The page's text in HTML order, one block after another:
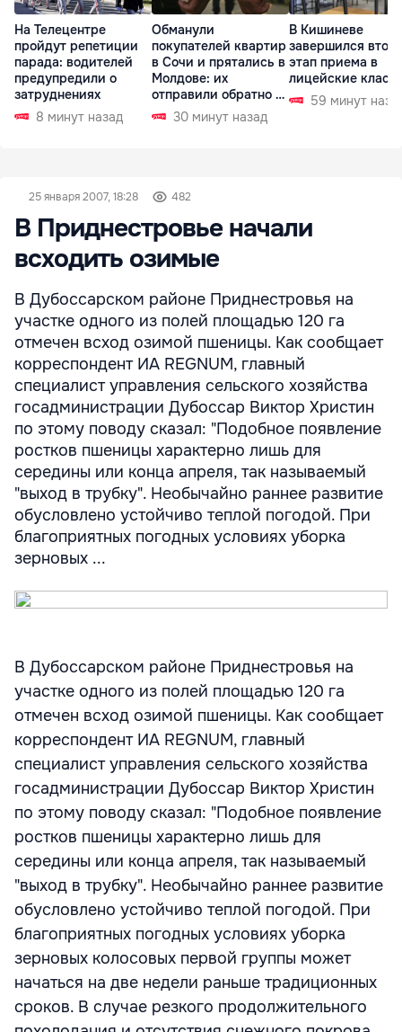
На Телецентре
пройдут репетиции
парада: водителей
предупредили о
затруднениях
8 минут назад
Обманули
покупателей квартир
в Сочи и прятались в
Молдове: их
отправили обратно в
РФ 30 минут назад
В Кишиневе
завершился
этап приема в
лицейские
59 минут
25 января 2007, 18:28 482
В Приднестровье начали
всходить озимые
В Дубоссарском районе Приднестровья на
участке одного из полей площадью 120 га
отмечен всход озимой пшеницы. Как сообщает
корреспондент ИА REGNUM, главный
специалист управления сельского хозяйства
госадминистрации Дубоссар Виктор Христин
по этому поводу сказал: "Подобное появление
ростков пшеницы характерно лишь для
середины или конца апреля, так называемый
"выход в трубку". Необычайно раннее развитие
обусловлено устойчиво теплой погодой. При
благоприятных погодных условиях уборка
зерновых ...
В Дубоссарском районе Приднестровья на
участке одного из полей площадью 120 га
отмечен всход озимой пшеницы. Как сообщает
корреспондент ИА REGNUM, главный
специалист управления сельского хозяйства
госадминистрации Дубоссар Виктор Христин
по этому поводу сказал: "Подобное появление
ростков пшеницы характерно лишь для
середины или конца апреля, так называемый
"выход в трубку". Необычайно раннее развитие
обусловлено устойчиво теплой погодой. При
благоприятных погодных условиях уборка
зерновых колосовых первой группы может
начаться на две недели раньше традиционных
сроков. В случае резкого продолжительного